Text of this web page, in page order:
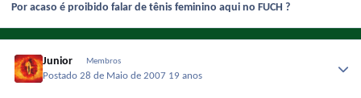
Por acaso é proibido falar de tênis feminino aqui no FUCH ?
Junior Membros
Postado28 de Maio de 2007 19 anos